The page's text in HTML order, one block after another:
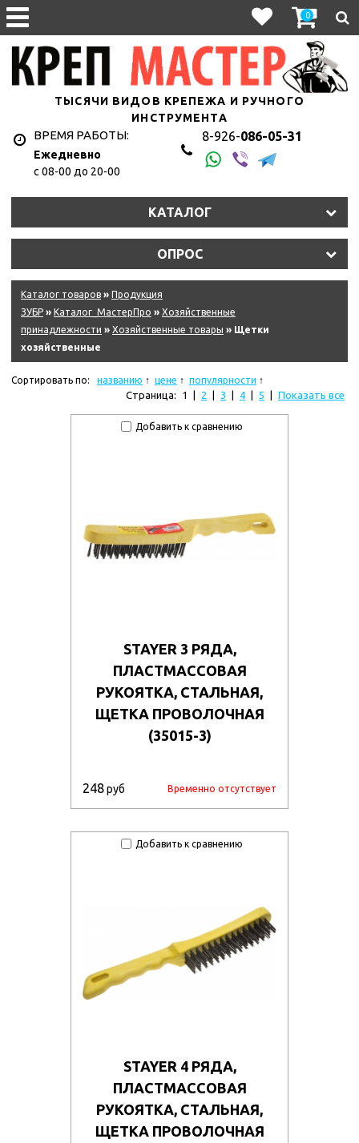
0
ТЫСЯЧИ ВИДОВ КРЕПЕЖА И РУЧНОГО
ИНСТРУМЕНТА
ВРЕМЯ РАБОТЫ:
Ежедневно
с 08-00 до 20-00
8-926-086-05-31
КАТАЛОГ
ОПРОС
Каталог товаров » Продукция
ЗУБР » Каталог_МастерПро » Хозяйственные
принадлежности » Хозяйственные товары » Щетки
хозяйственные
Сортировать по: названию цене популярности
Страница: 1 2 3 4 5 Показать все
Добавить к сравнению
STAYER 3 РЯДА,
ПЛАСТМАССОВАЯ
РУКОЯТКА, СТАЛЬНАЯ,
ЩЕТКА ПРОВОЛОЧНАЯ
(35015-3)
248руб Временно отсутствует
Добавить к сравнению
STAYER 4 РЯДА,
ПЛАСТМАССОВАЯ
РУКОЯТКА, СТАЛЬНАЯ,
ЩЕТКА ПРОВОЛОЧНАЯ